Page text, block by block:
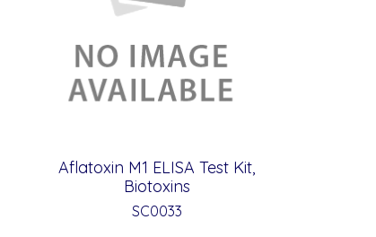
Aflatoxin M1 ELISA Test Kit,
Biotoxins
SC0033